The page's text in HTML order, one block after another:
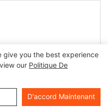
give you the best experience
our Politique De
D'accord Maintenant